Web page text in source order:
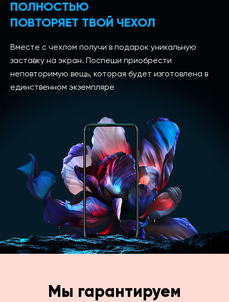
ПОЛНОСТЬЮ
ПОВТОРЯЕТ ТВОЙ ЧЕХОЛ
Вместе с чехлом получи в подарок уникальную
заставку на экран. Поспеши приобрести
неповторимую вещь, которая будет изготовлена в
единственном экземпляре
Мы гарантируем